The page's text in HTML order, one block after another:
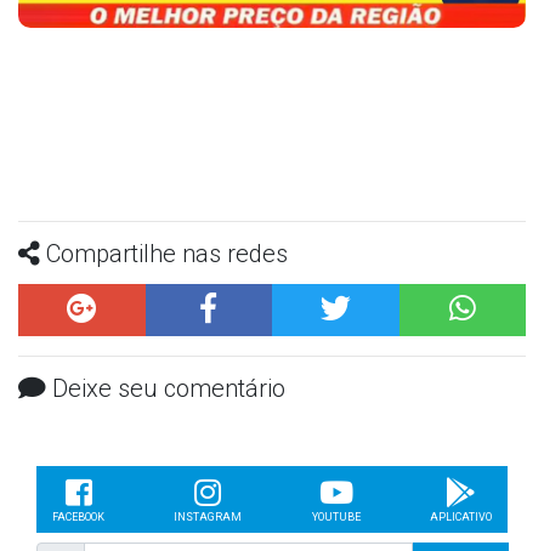
Compartilhe nas redes
Deixe seu comentário
FACEBOOK INSTAGRAM YOUTUBE APLICATIVO